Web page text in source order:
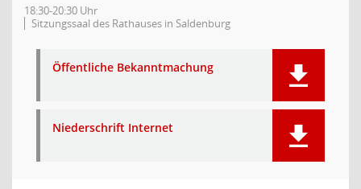
18:30-20:30 Uhr
Sitzungssaal des Rathauses in Saldenburg
Öffentliche Bekanntmachung
Niederschrift Internet